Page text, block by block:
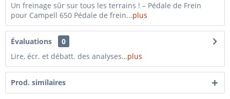
Un freinage sûr sur tous les terrains ! – Pédale de Frein
pour Campell 650 Pédale de frein...plus
Évaluations
0
Lire, écr. et débatt. des analyses…plus
Prod. similaires